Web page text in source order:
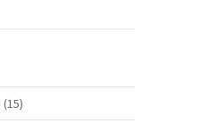
(15)